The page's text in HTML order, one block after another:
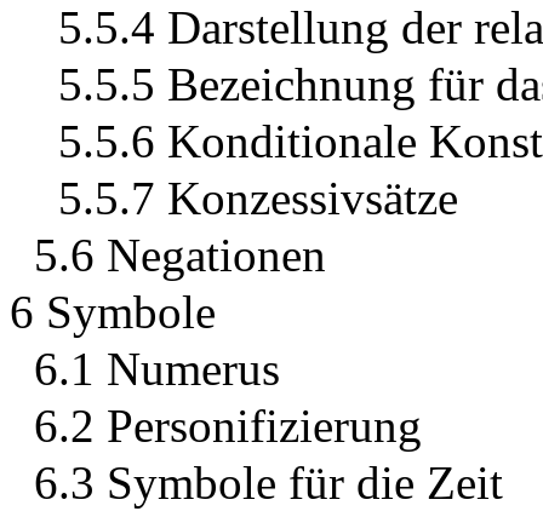
5.5.4 Darstellung der
5.5.5 Bezeichnung für
5.5.6 Konditionale
5.5.7 Konzessivsätze
5.6 Negationen
6 Symbole
6.1 Numerus
6.2 Personifizierung
6.3 Symbole für die Zeit